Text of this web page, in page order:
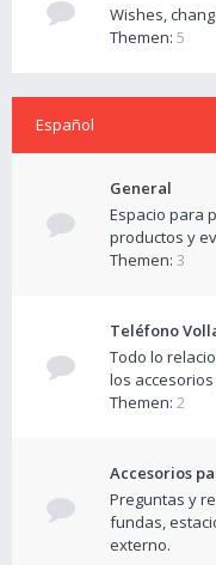
Wishes,
Themen: 5
Español
General
Espacio para
productos y
Themen: 3
Teléfono
Todo lo
los
Themen: 2
Accesorios
Preguntas y
fundas,
externo.